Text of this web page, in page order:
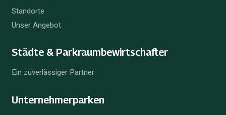
Standorte
Unser Angebot
Städte & Parkraum­bewirtschafter
Ein zuverlässiger Partner
Unternehmer­parken